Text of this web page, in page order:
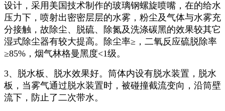
设计，采用美国技术制作的玻璃钢螺旋喷嘴，在的给水
压力下，喷射出密密层层的水雾，粉尘及气体与水雾充
分接触，故除尘、脱硫、除氮及洗涤碳黑的效果较其它
湿式除尘器有较大提高。除尘率≥，二氧反应硫脱除率
≥85%，烟气林格曼黑度<1级。
3、脱水板、脱水效果好。筒体内设有脱水装置，脱水
板，当雾气通过脱水装置时，被碰撞截流变向，沿筒壁
流下，防止了二次带水。